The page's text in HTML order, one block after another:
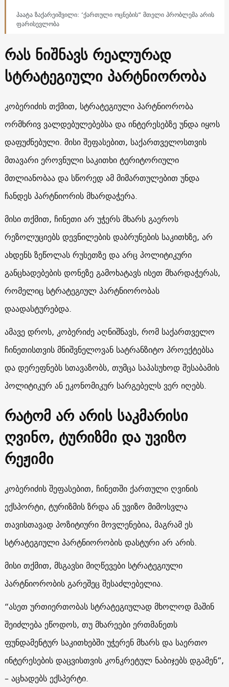
პაატა ზაქარეიშვილი: ‘ქართული ოცნების“ მთელი პრობლემა არის
ფარისევლობა
რას ნიშნავს რეალურად
სტრატეგიული პარტნიორობა
კობერიძის თქმით, სტრატეგიული პარტნიორობა
ორმხრივ ვალდებულებებსა და ინტერესებზე უნდა იყოს
დაფუძნებული. მისი შეფასებით, საქართველოსთვის
მთავარი ეროვნული საკითხი ტერიტორიული
მთლიანობაა და სწორედ ამ მიმართულებით უნდა
ჩანდეს პარტნიორის მხარდაჭერა.
მისი თქმით, ჩინეთი არ უჭერს მხარს გაეროს
რეზოლუციებს დევნილების დაბრუნების საკითხზე, არ
ახდენს ზეწოლას რუსეთზე და არც პოლიტიკური
განცხადებების დონეზე გამოხატავს ისეთ მხარდაჭერას,
რომელიც სტრატეგიულ პარტნიორობას
დაადასტურებდა.
ამავე დროს, კობერიძე აღნიშნავს, რომ საქართველო
ჩინეთისთვის მნიშვნელოვან სატრანზიტო პროექტებსა
და დერეფნებს სთავაზობს, თუმცა საპასუხოდ შესაბამის
პოლიტიკურ ან ეკონომიკურ სარგებელს ვერ იღებს.
რატომ არ არის საკმარისი
ღვინო, ტურიზმი და უვიზო
რეჟიმი
კობერიძის შეფასებით, ჩინეთში ქართული ღვინის
ექსპორტი, ტურიზმის ზრდა ან უვიზო მიმოსვლა
თავისთავად პოზიტიური მოვლენებია, მაგრამ ეს
სტრატეგიული პარტნიორობის დასტური არ არის.
მისი თქმით, მსგავსი მიღწევები სტრატეგიული
პარტნიორობის გარეშეც შესაძლებელია.
“ასეთ ურთიერთობას სტრატეგიულად მხოლოდ მაშინ
შეიძლება ეწოდოს, თუ მხარეები ერთმანეთს
ფუნდამენტურ საკითხებში უჭერენ მხარს და საერთო
ინტერესების დაცვისთვის კონკრეტულ ნაბიჯებს დგამენ”,
– აცხადებს ექსპერტი.